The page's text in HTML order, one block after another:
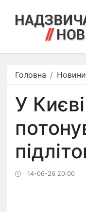
Головна Новини
У
14-06-26 20:00